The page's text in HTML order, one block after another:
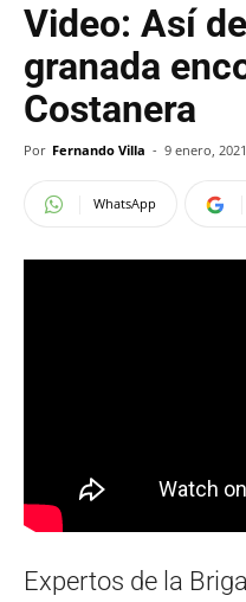
Video: Así
granada
Costanera
Por Fernando Villa - 9 enero, 2021
WhatsApp
Expertos de la